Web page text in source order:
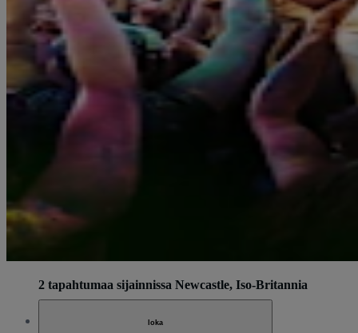
2 tapahtumaa sijainnissa Newcastle, Iso-Britannia
loka